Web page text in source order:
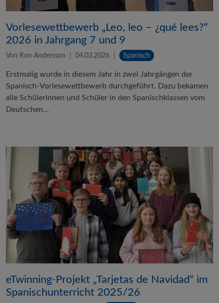
Vorlesewettbewerb „Leo, leo – ¿qué lees?“
2026 in Jahrgang 7 und 9
Von Ron Andersson 04.03.2026 Spanisch
Erstmalig wurde in diesem Jahr in zwei Jahrgängen der
Spanisch-Vorlesewettbewerb durchgeführt. Dazu bekamen
alle Schülerinnen und Schüler in den Spanischklassen vom
Deutschen…
eTwinning-Projekt „Tarjetas de Navidad“ im
Spanischunterricht 2025/26